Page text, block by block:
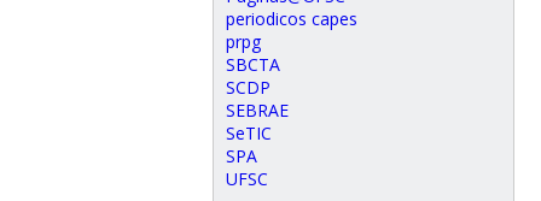
periodicos capes
prpg
SBCTA
SCDP
SEBRAE
SeTIC
SPA
UFSC